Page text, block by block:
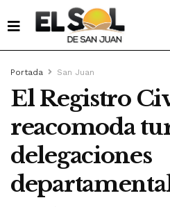
Portada San Juan
El Registro
reacomoda
delegaciones